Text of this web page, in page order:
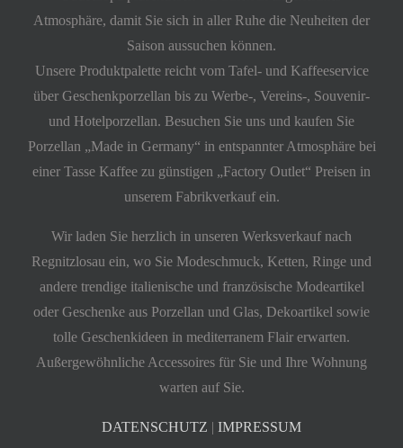
Atmosphäre, damit Sie sich in aller Ruhe die Neuheiten der
Saison aussuchen können.
Unsere Produktpalette reicht vom Tafel- und Kaffeeservice
über Geschenkporzellan bis zu Werbe-, Vereins-, Souvenir-
und Hotelporzellan. Besuchen Sie uns und kaufen Sie
Porzellan „Made in Germany“ in entspannter Atmosphäre bei
einer Tasse Kaffee zu günstigen „Factory Outlet“ Preisen in
unserem Fabrikverkauf ein.
Wir laden Sie herzlich in unseren Werksverkauf nach
Regnitzlosau ein, wo Sie Modeschmuck, Ketten, Ringe und
andere trendige italienische und französische Modeartikel
oder Geschenke aus Porzellan und Glas, Dekoartikel sowie
tolle Geschenkideen in mediterranem Flair erwarten.
Außergewöhnliche Accessoires für Sie und Ihre Wohnung
warten auf Sie.
DATENSCHUTZ | IMPRESSUM